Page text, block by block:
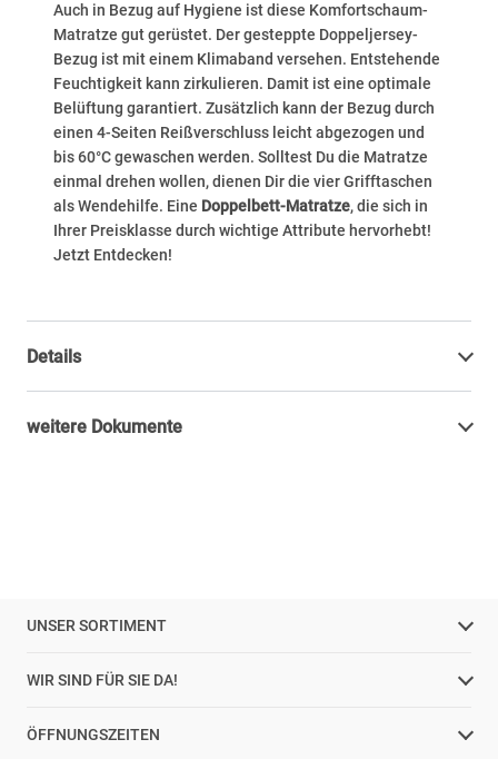
Auch in Bezug auf Hygiene ist diese Komfortschaum-
Matratze gut gerüstet. Der gesteppte Doppeljersey-
Bezug ist mit einem Klimaband versehen. Entstehende
Feuchtigkeit kann zirkulieren. Damit ist eine optimale
Belüftung garantiert. Zusätzlich kann der Bezug durch
einen 4-Seiten Reißverschluss leicht abgezogen und
bis 60°C gewaschen werden. Solltest Du die Matratze
einmal drehen wollen, dienen Dir die vier Grifftaschen
als Wendehilfe. Eine Doppelbett-Matratze, die sich in
Ihrer Preisklasse durch wichtige Attribute hervorhebt!
Jetzt Entdecken!
Details
weitere Dokumente
UNSER SORTIMENT
WIR SIND FÜR SIE DA!
ÖFFNUNGSZEITEN